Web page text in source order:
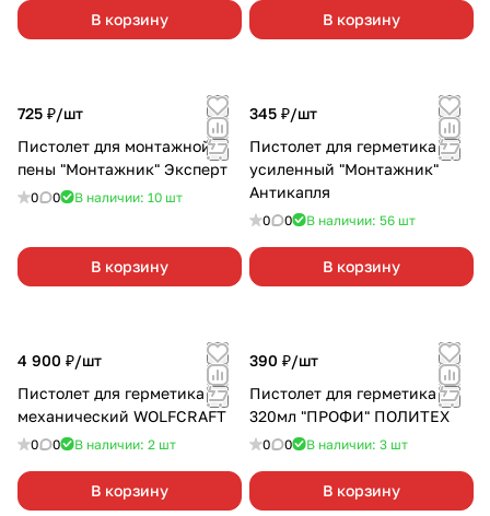
В корзину В корзину
725 ₽/шт
Пистолет для монтажной
пены "Монтажник" Эксперт
0 0 В наличии: 10 шт
В корзину
345 ₽/шт
Пистолет для герметика
усиленный "Монтажник"
Антикапля
0 0 В наличии: 56 шт
В корзину
4 900 ₽/шт
Пистолет для герметика
механический WOLFCRAFT
0 0 В наличии: 2 шт
В корзину
390 ₽/шт
Пистолет для герметика
320мл "ПРОФИ" ПОЛИТЕХ
0 0 В наличии: 3 шт
В корзину